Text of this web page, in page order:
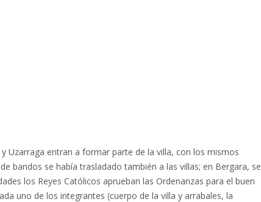
Uzarraga entran a formar parte de la villa, con los mismos
bandos se había trasladado también a las villas; en Bergara, se
los Reyes Católicos aprueban las Ordenanzas para el buen
uno de los integrantes (cuerpo de la villa y arrabales, la